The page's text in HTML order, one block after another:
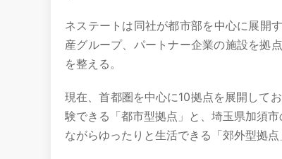
ネステートは同社が都市部を中心に展開
産グループ、パートナー企業の施設を拠
を整える。
現在、首都圏を中心に10拠点を展開して
験できる「都市型拠点」と、埼玉県加須
ながらゆったりと生活できる「郊外型拠